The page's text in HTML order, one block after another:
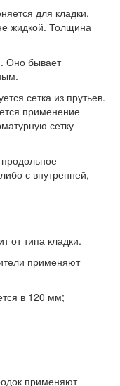
для кладки,
жидкой. Толщина
Оно бывает
сетка из прутьев.
применение
сетку
с внутренней,
от типа кладки.
применяют
в 120 мм;
применяют